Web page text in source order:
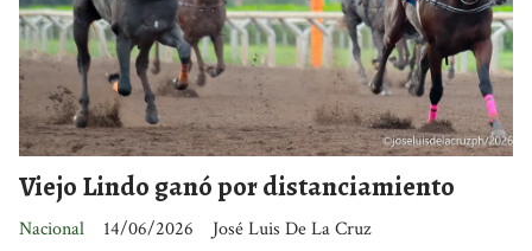
Viejo Lindo ganó por distanciamiento
José Luis De La Cruz
Nacional
14/06/2026